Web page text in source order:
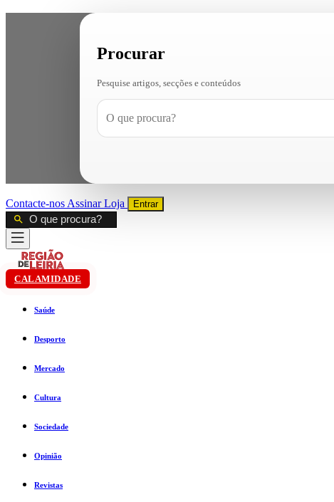
Procurar
Pesquise artigos, secções e conteúdos
Contacte-nos AssinarLoja Entrar
CALAMIDADE
Saúde
Desporto
Mercado
Cultura
Sociedade
Opinião
Revistas